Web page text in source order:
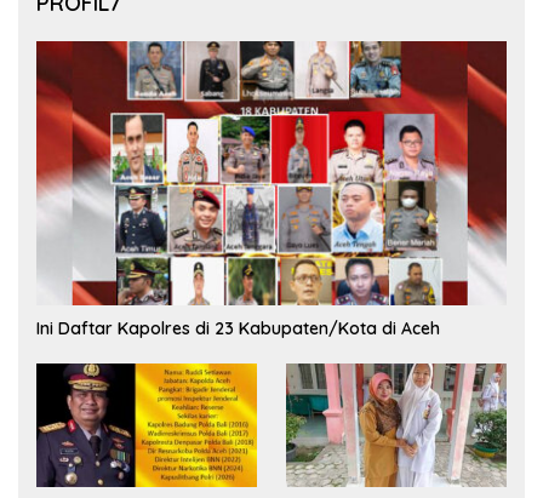
Ini Daftar Kapolres di 23 Kabupaten/Kota di Aceh